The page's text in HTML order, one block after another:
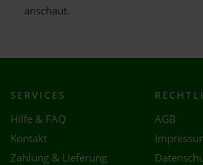
anschaut.
SERVICES
Hilfe & FAQ
Kontakt
Zahlung & Lieferung
AGB